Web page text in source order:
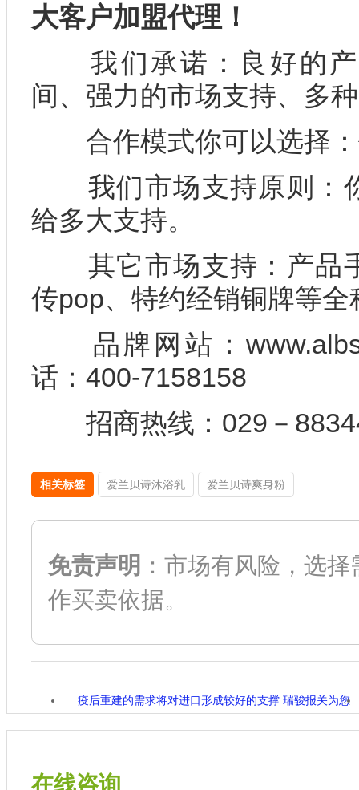
大客户加盟代理！
我们承诺：良好的产
间、强力的市场支持、多
合作模式你可以选择：
我们市场支持原则：
给多大支持。
其它市场支持：产品
传pop、特约经销铜牌等全
品牌网站：
话：400-7158158
招商热线：029－
相关标签 爱兰贝诗沐浴乳 爱兰贝诗爽身粉
免责声明 ：市场有风险，选
作买卖依据。
疫后重建的需求将对进口形成较好的支撑 瑞骏报关为您
在线咨询